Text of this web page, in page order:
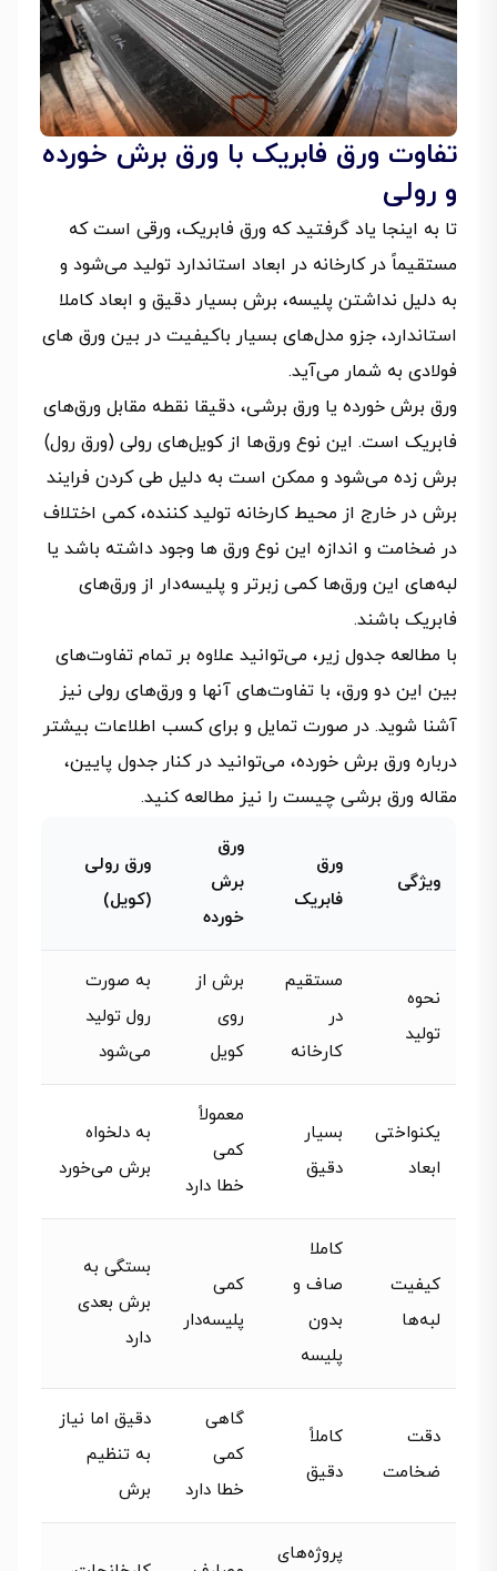
تفاوت ورق فابریک با ورق برش خورده
و رولی
تا به اینجا یاد گرفتید که ورق فابریک، ورقی است که
مستقیماً در کارخانه در ابعاد استاندارد تولید می‌شود و
به دلیل نداشتن پلیسه، برش بسیار دقیق و ابعاد کاملا
استاندارد، جزو مدل‌های بسیار باکیفیت در بین ورق های
فولادی به شمار می‌آید.
ورق برش خورده یا ورق برشی، دقیقا نقطه مقابل ورق‌های
فابریک است. این نوع ورق‌ها از کویل‌های رولی (ورق رول)
برش زده می‌شود و ممکن است به دلیل طی کردن فرایند
برش در خارج از محیط کارخانه تولید کننده، کمی اختلاف
در ضخامت و اندازه این نوع ورق ها وجود داشته باشد یا
لبه‌های این ورق‌ها کمی زبرتر و پلیسه‌دار از ورق‌های
فابریک باشند.
با مطالعه جدول زیر، می‌توانید علاوه بر تمام تفاوت‌های
بین این دو ورق، با تفاوت‌های آنها و ورق‌های رولی نیز
آشنا شوید. در صورت تمایل و برای کسب اطلاعات بیشتر
درباره ورق برش خورده، می‌توانید در کنار جدول پایین،
مقاله ورق برشی چیست را نیز مطالعه کنید.
ویژگی
ورق
فابریک
ورق
برش
خورده
ورق رولی
(کویل)
نحوه
تولید
مستقیم
در
کارخانه
برش از
روی
کویل
به صورت
رول تولید
می‌شود
یکنواختی
ابعاد
بسیار
دقیق
معمولاً
کمی
خطا دارد
به دلخواه
برش می‌خورد
کیفیت
لبه‌ها
کاملا
صاف و
بدون
پلیسه
کمی
پلیسه‌دار
بستگی به
برش بعدی
دارد
دقت
ضخامت
کاملاً
دقیق
گاهی
کمی
خطا دارد
دقیق اما نیاز
به تنظیم
برش
پروژه‌های